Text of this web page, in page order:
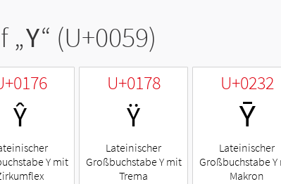
„Y“ (U+0059)
Ŷ
Y mit
U+0178
Ÿ
Lateinischer
Großbuchstabe Y mit
Trema
U+0232
Ȳ
Lateinischer
Großbuchstabe
Makron